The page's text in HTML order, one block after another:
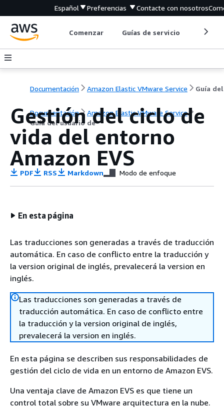
Español Preferencias Contacte con nosotros
Comenzar Guías de servicio
Documentación Amazon Elastic VMware Service
Documentación
Amazon Elastic VMware Service
Guía del usuario de
Gestión del ciclo de
vida del entorno
Amazon EVS
PDF RSS Markdown Modo de enfoque
En esta página
Las traducciones son generadas a través de traducción
automática. En caso de conflicto entre la traducción y
la version original de inglés, prevalecerá la version en
inglés.
Las traducciones son generadas a través de
traducción automática. En caso de conflicto entre
la traducción y la version original de inglés,
prevalecerá la version en inglés.
En esta página se describen sus responsabilidades de
gestión del ciclo de vida en un entorno de Amazon EVS.
Una ventaja clave de Amazon EVS es que tiene un
control total sobre su VMware arquitectura en la nube.